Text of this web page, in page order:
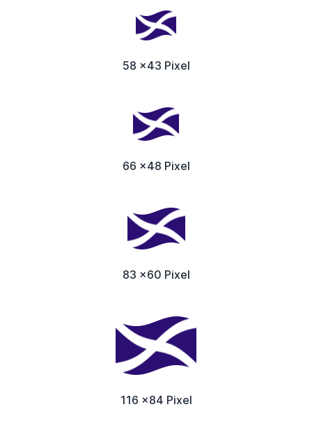
58 x43 Pixel
66 x48 Pixel
83 x60 Pixel
116 x84 Pixel